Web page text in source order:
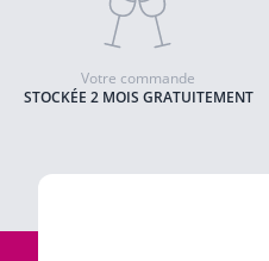
STOCKÉE 2 MOIS GRATUITEMENT
Votre commande